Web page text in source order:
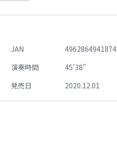
JAN
4962864941874
演奏時間
45'38"
発売日 2020.12.01